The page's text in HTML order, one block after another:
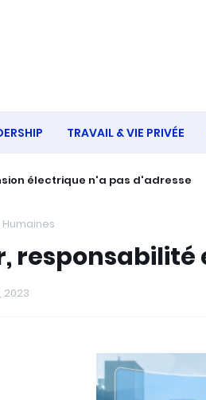
TRAVAIL & VIE PRIVÉE
électrique n'a pas d'adresse
responsabilité
2023